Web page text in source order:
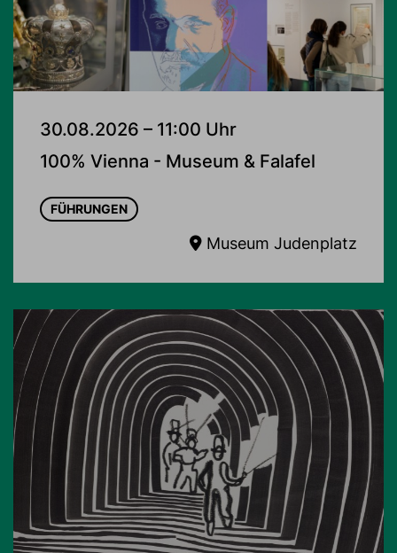
30.08.2026 – 11:00 Uhr
100% Vienna - Museum & Falafel
FÜHRUNGEN
Museum Judenplatz